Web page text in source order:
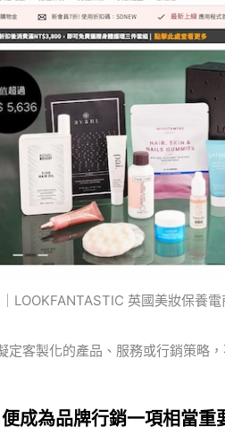
LOOKFANTASTIC 英國美妝保養電
客製化的產品、服務或行銷策略
成為品牌行銷一項相當重